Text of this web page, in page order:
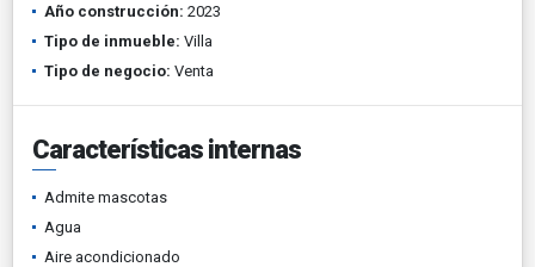
Año construcción: 2023
Tipo de inmueble: Villa
Tipo de negocio: Venta
Características internas
Admite mascotas
Agua
Aire acondicionado